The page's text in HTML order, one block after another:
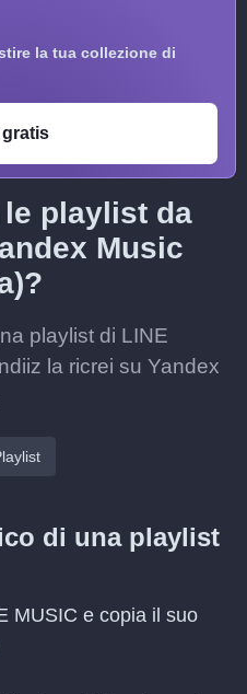
la tua collezione di
gratis
playlist da
Music
playlist di LINE
la ricrei su Yandex
di una playlist
MUSIC e copia il suo